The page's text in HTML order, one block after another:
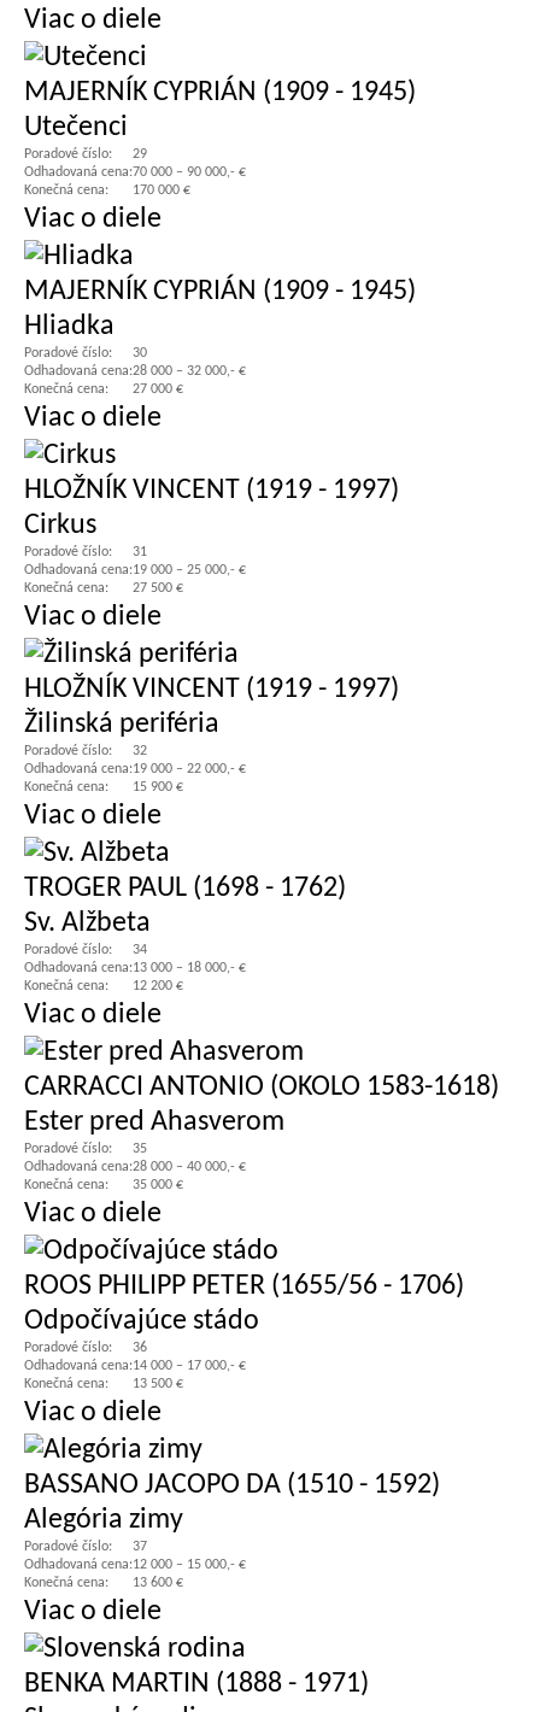
Viac o diele
MAJERNÍK CYPRIÁN (1909 - 1945)
Utečenci
Poradové číslo:
29
Odhadovaná cena:70 000 – 90 000,- €
Konečná cena:
170 000 €
Viac o diele
MAJERNÍK CYPRIÁN (1909 - 1945)
Hliadka
Poradové číslo:
30
Odhadovaná cena:28 000 – 32 000,- €
Konečná cena:
27 000 €
Viac o diele
HLOŽNÍK VINCENT (1919 - 1997)
Cirkus
Poradové číslo:
31
Odhadovaná cena:19 000 – 25 000,- €
Konečná cena:
27 500 €
Viac o diele
HLOŽNÍK VINCENT (1919 - 1997)
Žilinská periféria
Poradové číslo:
32
Odhadovaná cena:19 000 – 22 000,- €
Konečná cena:
15 900 €
Viac o diele
TROGER PAUL (1698 - 1762)
Sv. Alžbeta
Poradové číslo:
34
Odhadovaná cena:13 000 – 18 000,- €
Konečná cena:
12 200 €
Viac o diele
CARRACCI ANTONIO (OKOLO 1583-1618)
Ester pred Ahasverom
Poradové číslo:
35
Odhadovaná cena:28 000 – 40 000,- €
Konečná cena:
35 000 €
Viac o diele
ROOS PHILIPP PETER (1655/56 - 1706)
Odpočívajúce stádo
Poradové číslo:
36
Odhadovaná cena:14 000 – 17 000,- €
Konečná cena:
13 500 €
Viac o diele
BASSANO JACOPO DA (1510 - 1592)
Alegória zimy
Poradové číslo:
37
Odhadovaná cena:12 000 – 15 000,- €
Konečná cena:
13 600 €
Viac o diele
BENKA MARTIN (1888 - 1971)